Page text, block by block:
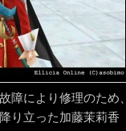
障により修理のため、
り立った加藤茉莉香